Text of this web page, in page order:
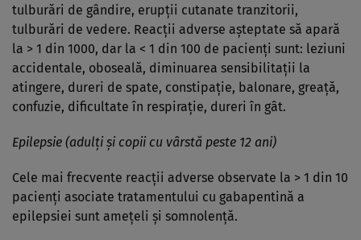
tulburări de gândire, erupţii cutanate tranzitorii,
tulburări de vedere. Reacţii adverse aşteptate să apară
la > 1 din 1000, dar la < 1 din 100 de pacienţi sunt: leziuni
accidentale, oboseală, diminuarea sensibilitaţii la
atingere, dureri de spate, constipaţie, balonare, greaţă,
confuzie, dificultate în respiraţie, dureri în gât.
Epilepsie (adulţi şi copii cu vârstă peste 12 ani)
Cele mai frecvente reacţii adverse observate la > 1 din 10
pacienţi asociate tratamentului cu gabapentină a
epilepsiei sunt ameţeli şi somnolenţă.